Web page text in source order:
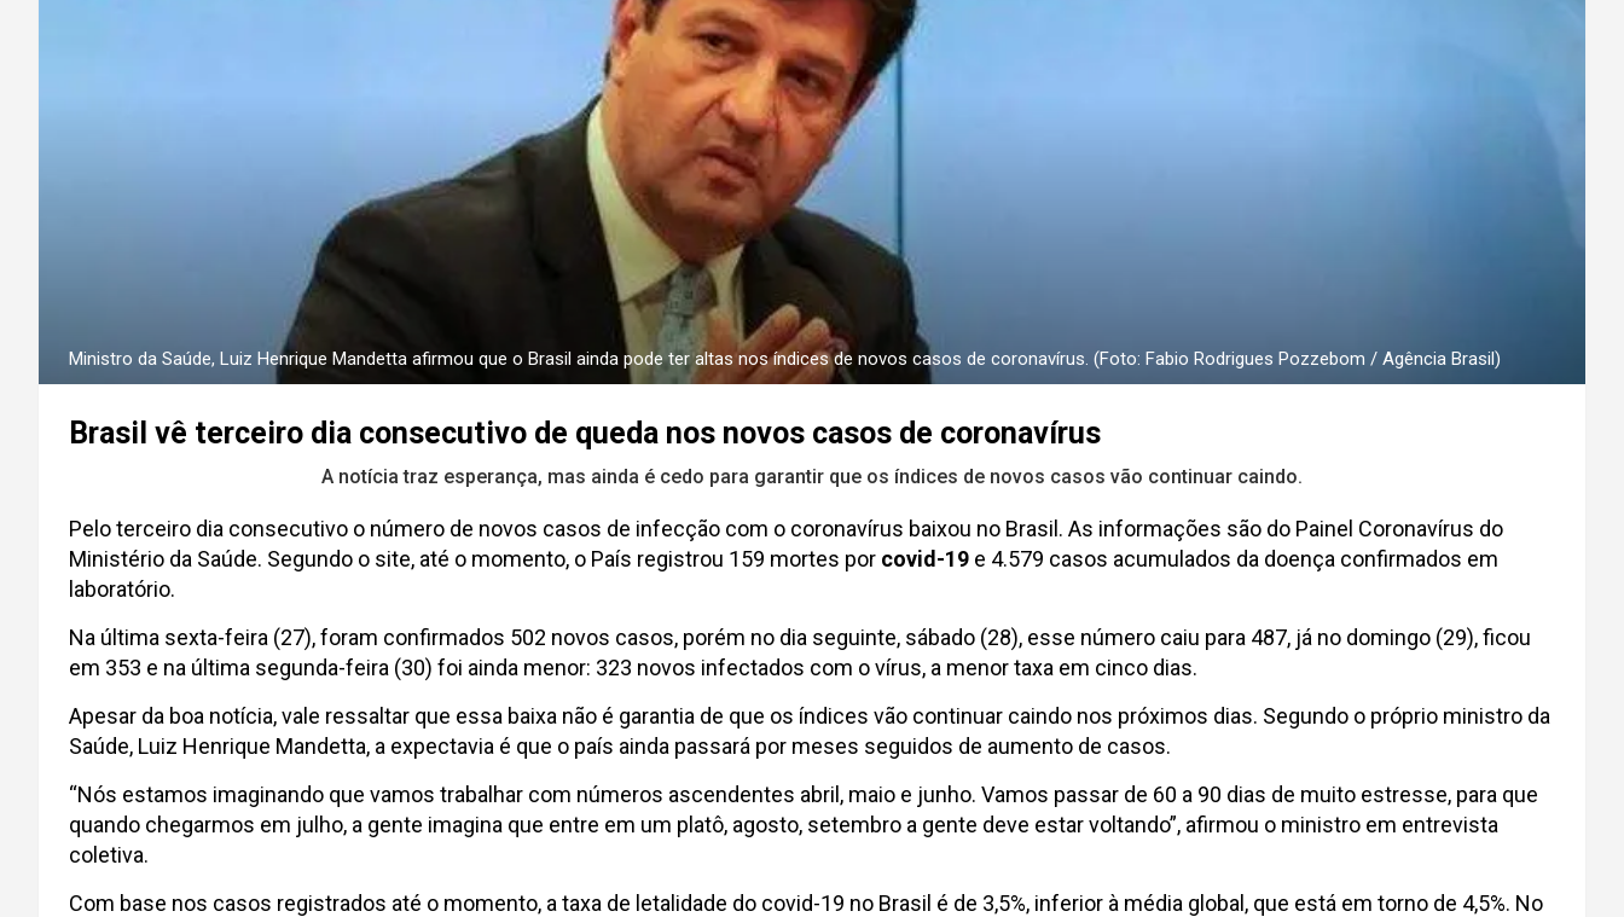
Ministro da Saúde, Luiz Henrique Mandetta afirmou que o Brasil ainda pode ter altas nos índices de novos casos de coronavírus. (Foto: Fabio Rodrigues Pozzebom / Agência Brasil)
Brasil vê terceiro dia consecutivo de queda nos novos casos de coronavírus
A notícia traz esperança, mas ainda é cedo para garantir que os índices de novos casos vão continuar caindo.
Pelo terceiro dia consecutivo o número de novos casos de infecção com o coronavírus baixou no Brasil. As informações são do Painel Coronavírus do
Ministério da Saúde. Segundo o site, até o momento, o País registrou 159 mortes por covid-19 e 4.579 casos acumulados da doença confirmados em
laboratório.
Na última sexta-feira (27), foram confirmados 502 novos casos, porém no dia seguinte, sábado (28), esse número caiu para 487, já no domingo (29), ficou
em 353 e na última segunda-feira (30) foi ainda menor: 323 novos infectados com o vírus, a menor taxa em cinco dias.
Apesar da boa notícia, vale ressaltar que essa baixa não é garantia de que os índices vão continuar caindo nos próximos dias. Segundo o próprio ministro da
Saúde, Luiz Henrique Mandetta, a expectavia é que o país ainda passará por meses seguidos de aumento de casos.
“Nós estamos imaginando que vamos trabalhar com números ascendentes abril, maio e junho. Vamos passar de 60 a 90 dias de muito estresse, para que
quando chegarmos em julho, a gente imagina que entre em um platô, agosto, setembro a gente deve estar voltando”, afirmou o ministro em entrevista
coletiva.
Com base nos casos registrados até o momento, a taxa de letalidade do covid-19 no Brasil é de 3,5%, inferior à média global, que está em torno de 4,5%. No